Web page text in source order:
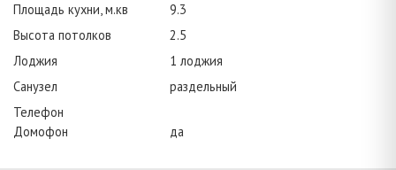
Площадь кухни, м.кв
9.3
Высота потолков
2.5
Лоджия
1 лоджия
Санузел
раздельный
Телефон
Домофон
да